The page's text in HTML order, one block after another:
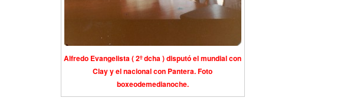
Alfredo Evangelista ( 2º dcha ) disputó el mundial con
Clay y el nacional con Pantera. Foto
boxeodemedianoche.